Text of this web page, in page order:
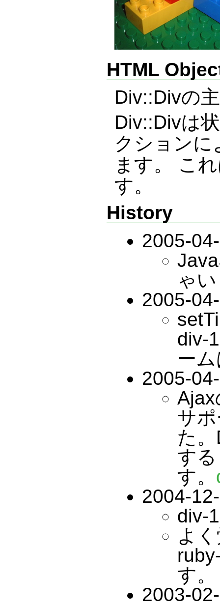
HTML
Div::Divの
Div::Divは
クションに
ます。 こ
す。
History
2005-
ゃ
2005-
div-
ー
2005-
Ajax
サ
た
す
す。
2004-
div-
よ
す。
2003-